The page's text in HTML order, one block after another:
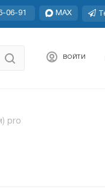
06-91 MAX
ВОЙТИ
pro